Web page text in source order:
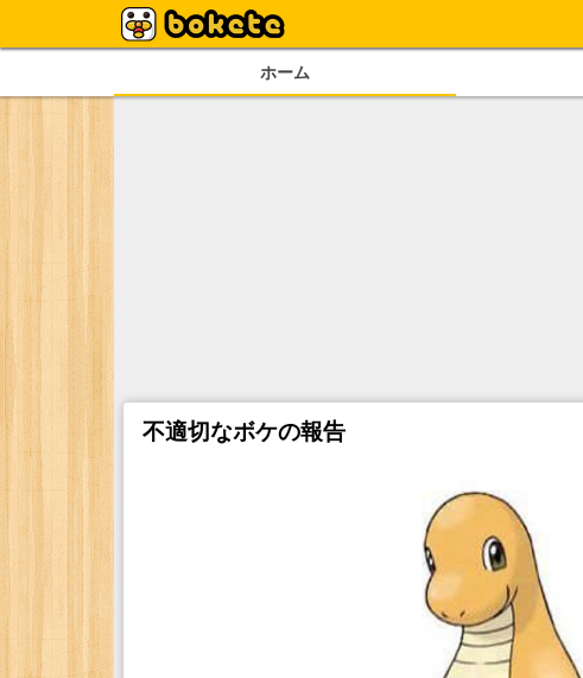
ホーム
不適切なボケの報告